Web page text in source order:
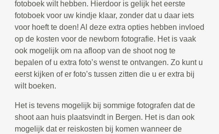
fotoboek wilt hebben. Hierdoor is gelijk het eerste
fotoboek voor uw kindje klaar, zonder dat u daar iets
voor hoeft te doen! Al deze extra opties hebben invloed
op de kosten voor de newborn fotografie. Het is vaak
ook mogelijk om na afloop van de shoot nog te
bepalen of u extra foto’s wenst te ontvangen. Zo kunt u
eerst kijken of er foto’s tussen zitten die u er extra bij
wilt boeken.
Het is tevens mogelijk bij sommige fotografen dat de
shoot aan huis plaatsvindt in Bergen. Het is dan ook
mogelijk dat er reiskosten bij komen wanneer de